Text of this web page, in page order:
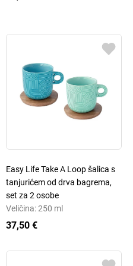
Easy Life Take A Loop šalica s
tanjurićem od drva bagrema,
set za 2 osobe
Veličina: 250 ml
37,50 €